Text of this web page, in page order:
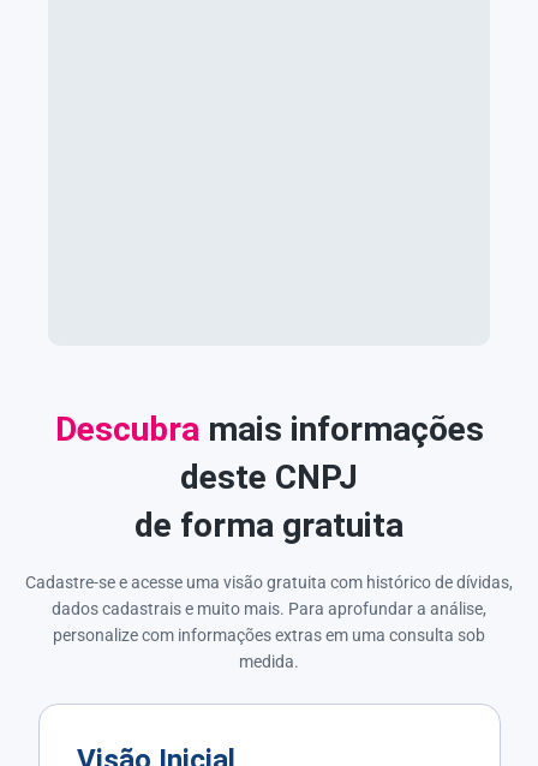
Descubramais informações
deste CNPJ
de forma gratuita
Cadastre-se e acesse uma visão gratuita com histórico de dívidas,
dados cadastrais e muito mais. Para aprofundar a análise,
personalize com informações extras em uma consulta sob
medida.